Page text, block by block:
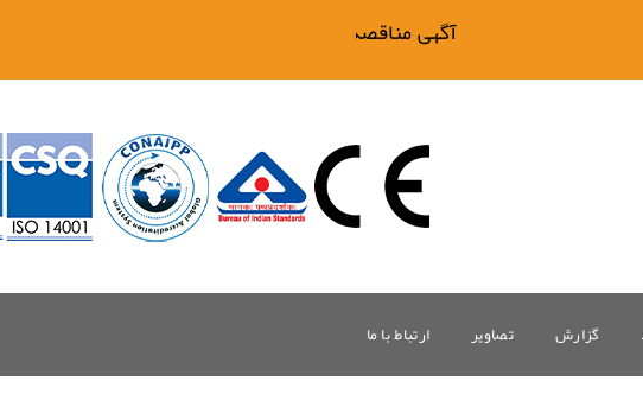
آگهی مناقصه فیلتر بیگ وان
ارتباط با ما تصاویر گزارش